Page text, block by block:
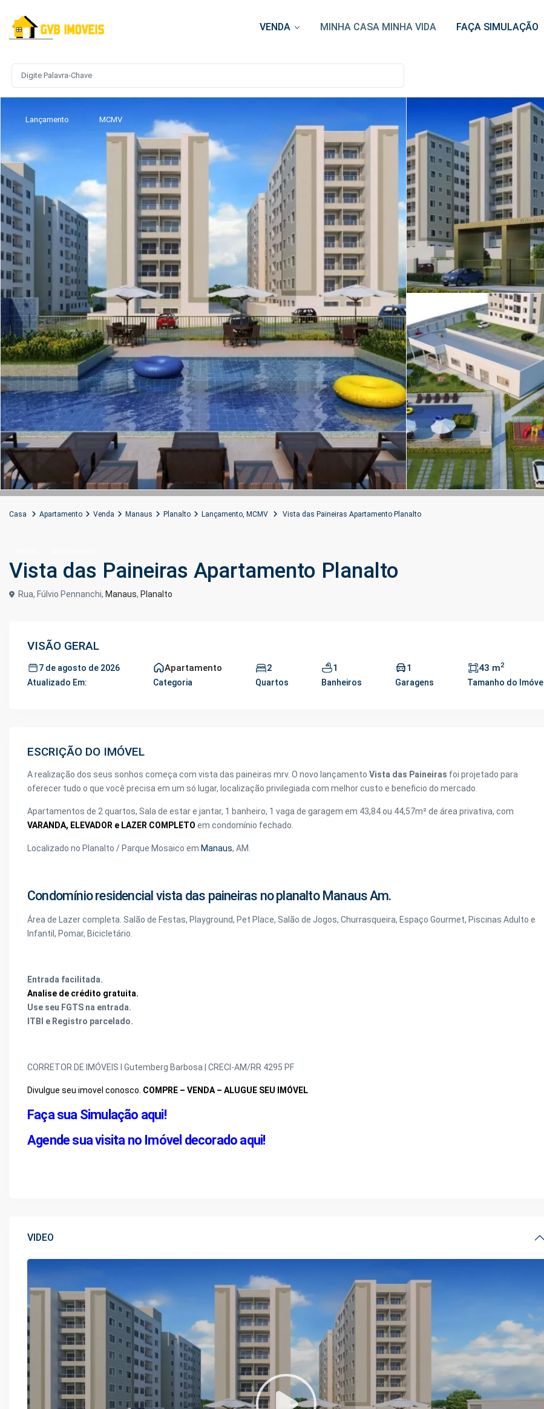
VENDA MINHA CASA MINHA VIDA FAÇA SIMULAÇÃO
Lançamento MCMV
Casa Apartamento Venda Manaus Planalto Lançamento, MCMV Vista das Paineiras Apartamento Planalto
Vista das Paineiras Apartamento Planalto
Rua, Fúlvio Pennanchi, Manaus, Planalto
VISÃO GERAL
7 de agosto de 2026
Atualizado Em:
Apartamento
Categoria
2
Quartos
1
Banheiros
1
Garagens
43 m2
Tamanho do Imóvel
ESCRIÇÃO DO IMÓVEL
A realização dos seus sonhos começa com vista das paineiras mrv. O novo lançamento Vista das Paineiras foi projetado para
oferecer tudo o que você precisa em um só lugar, localização privilegiada com melhor custo e beneficio do mercado.
Apartamentos de 2 quartos, Sala de estar e jantar, 1 banheiro, 1 vaga de garagem em 43,84 ou 44,57m² de área privativa, com
VARANDA, ELEVADOR e LAZER COMPLETO em condomínio fechado.
Localizado no Planalto / Parque Mosaico em Manaus, AM.
Condomínio residencial vista das paineiras no planalto Manaus Am.
Área de Lazer completa. Salão de Festas, Playground, Pet Place, Salão de Jogos, Churrasqueira, Espaço Gourmet, Piscinas Adulto e
Infantil, Pomar, Bicicletário.
Entrada facilitada.
Analise de crédito gratuita.
Use seu FGTS na entrada.
ITBI e Registro parcelado.
CORRETOR DE IMÓVEIS I Gutemberg Barbosa | CRECI-AM/RR 4295 PF
Divulgue seu imovel conosco. COMPRE – VENDA – ALUGUE SEU IMÓVEL
Faça sua Simulação aqui!
Agende sua visita no Imóvel decorado aqui!
VIDEO